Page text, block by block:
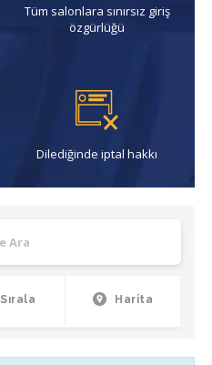
Tüm salonlara sınırsız giriş
özgürlüğü
Dilediğinde iptal hakkı
Sırala Harita